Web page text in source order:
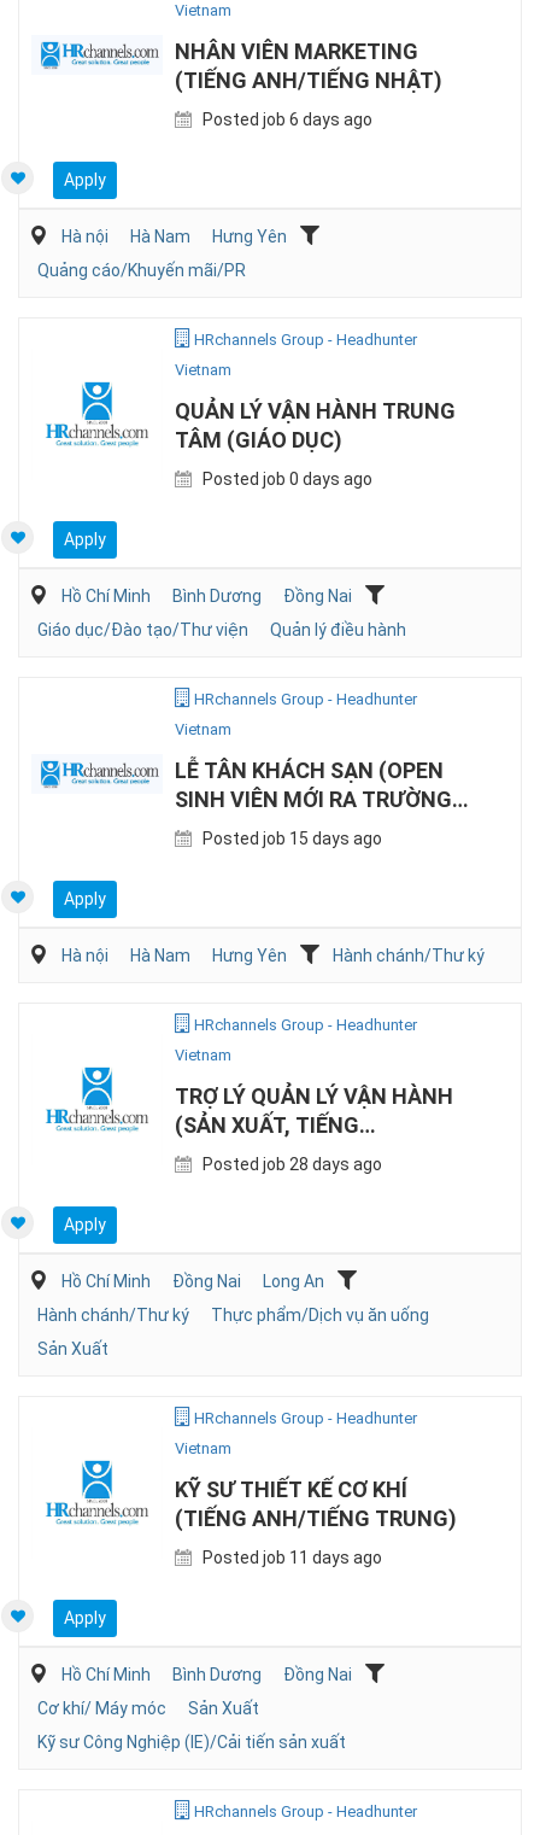
Vietnam
NHÂN VIÊN MARKETING
(TIẾNG ANH/TIẾNG NHẬT)
Posted job 6 days ago
Apply
Hà nội Hà Nam
Hưng Yên
Quảng cáo/Khuyến mãi/PR
HRchannels Group - Headhunter
Vietnam
QUẢN LÝ VẬN HÀNH TRUNG
TÂM (GIÁO DỤC)
Posted job 0 days ago
Apply
Hồ Chí Minh Bình Dương
Đồng Nai
Giáo dục/Đào tạo/Thư viện
Quản lý điều hành
HRchannels Group - Headhunter
Vietnam
LỄ TÂN KHÁCH SẠN (OPEN
SINH VIÊN MỚI RA TRƯỜNG,
TIẾNG ANH)
Posted job 15 days ago
Apply
Hà nội Hà Nam Hưng Yên Hành chánh/Thư ký
HRchannels Group - Headhunter
Vietnam
TRỢ LÝ QUẢN LÝ VẬN HÀNH
(SẢN XUẤT, TIẾNG
ANH/TIẾNG NHẬT)
Posted job 28 days ago
Apply
Hồ Chí Minh Đồng Nai
Long An
Hành chánh/Thư ký
Thực phẩm/Dịch vụ ăn uống
Sản Xuất
HRchannels Group - Headhunter
Vietnam
KỸ SƯ THIẾT KẾ CƠ KHÍ
(TIẾNG ANH/TIẾNG TRUNG)
Posted job 11 days ago
Apply
Hồ Chí Minh Bình Dương
Đồng Nai
Cơ khí/ Máy móc
Sản Xuất
Kỹ sư Công Nghiệp (IE)/Cải tiến sản xuất
HRchannels Group - Headhunter